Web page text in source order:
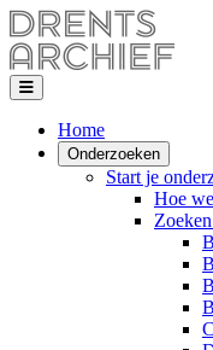
Home
Onderzoeken
Start je
Hoe